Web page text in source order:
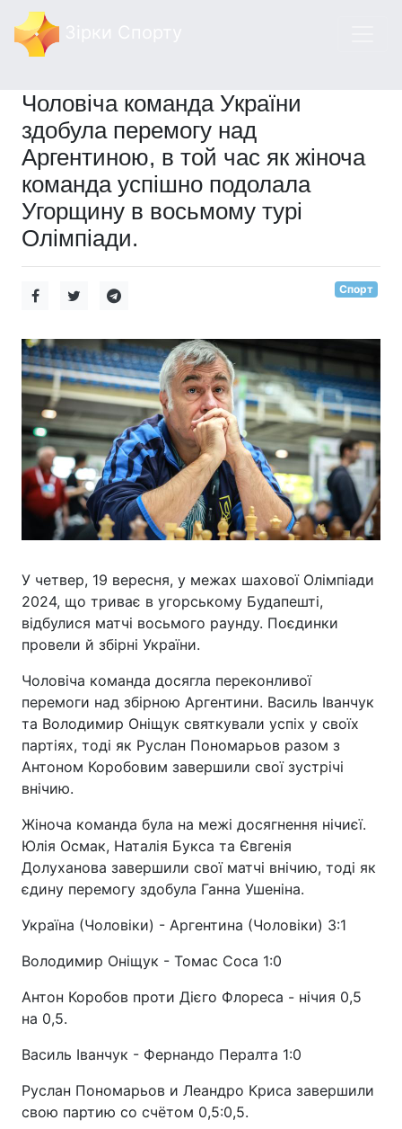
Чоловіча команда України
здобула перемогу над
Аргентиною, в той час як жіноча
команда успішно подолала
Угорщину в восьмому турі
Олімпіади.
Спорт
У четвер, 19 вересня, у межах шахової Олімпіади
2024, що триває в угорському Будапешті,
відбулися матчі восьмого раунду. Поєдинки
провели й збірні України.
Чоловіча команда досягла переконливої
перемоги над збірною Аргентини. Василь Іванчук
та Володимир Оніщук святкували успіх у своїх
партіях, тоді як Руслан Пономарьов разом з
Антоном Коробовим завершили свої зустрічі
внічию.
Жіноча команда була на межі досягнення нічиєї.
Юлія Осмак, Наталія Букса та Євгенія
Долуханова завершили свої матчі внічию, тоді як
єдину перемогу здобула Ганна Ушеніна.
Україна (Чоловіки) - Аргентина (Чоловіки) 3:1
Володимир Оніщук - Томас Соса 1:0
Антон Коробов проти Дієго Флореса - нічия 0,5
на 0,5.
Василь Іванчук - Фернандо Пералта 1:0
Руслан Пономарьов и Леандро Криса завершили
свою партию со счётом 0,5:0,5.